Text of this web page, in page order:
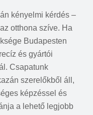
kényelmi kérdés –
otthona szíve. Ha
Budapesten
és gyártói
Csapatunk
szerelőkből áll,
képzéssel és
a lehető legjobb